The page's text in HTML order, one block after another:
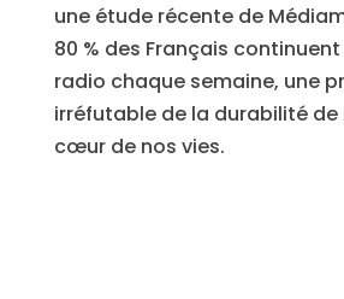
une étude récente de
80 % des Français
radio chaque semaine, une
irréfutable de la durabilité de
cœur de nos vies.